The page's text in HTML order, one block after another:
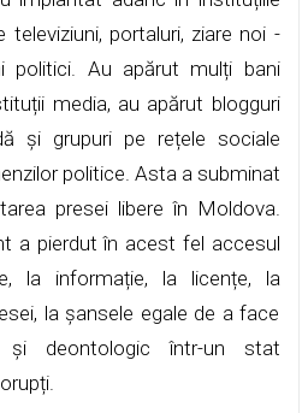
televiziuni, portaluri, ziare noi -
politici. Au apărut mulți bani
media, au apărut blogguri
și grupuri pe rețele sociale
politice. Asta a subminat
presei libere în Moldova.
a pierdut în acest fel accesul
la informație, la licențe, la
la șansele egale de a face
și deontologic într-un stat